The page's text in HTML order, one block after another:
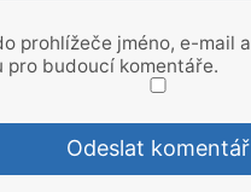
prohlížeče jméno, e-mail
pro budoucí komentáře.